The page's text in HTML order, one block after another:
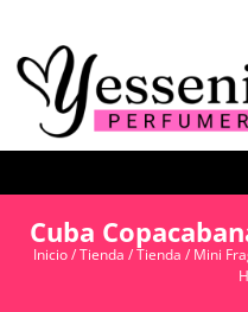
Cuba
Inicio/Tienda /Tienda / Mini